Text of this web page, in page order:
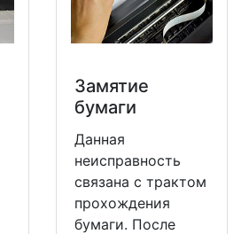
Замятие
бумаги
Данная
неисправность
связана с трактом
прохождения
бумаги. После